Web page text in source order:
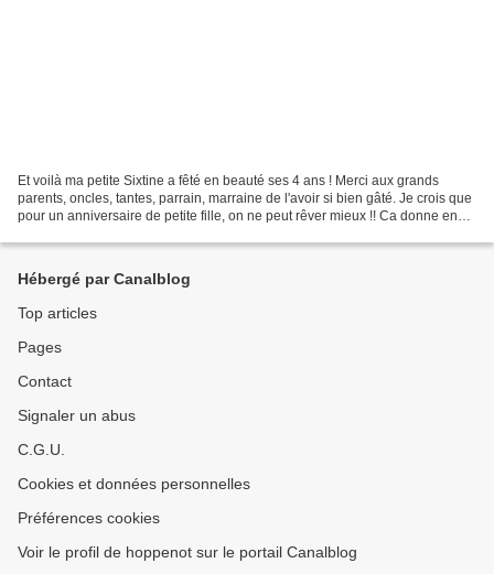
Et voilà ma petite Sixtine a fêté en beauté ses 4 ans ! Merci aux grands
parents, oncles, tantes, parrain, marraine de l'avoir si bien gâté. Je crois que
pour un anniversaire de petite fille, on ne peut rêver mieux !! Ca donne envie
Hébergé par Canalblog
Top articles
Pages
Contact
Signaler un abus
C.G.U.
Cookies et données personnelles
Préférences cookies
Voir le profil de hoppenot sur le portail Canalblog